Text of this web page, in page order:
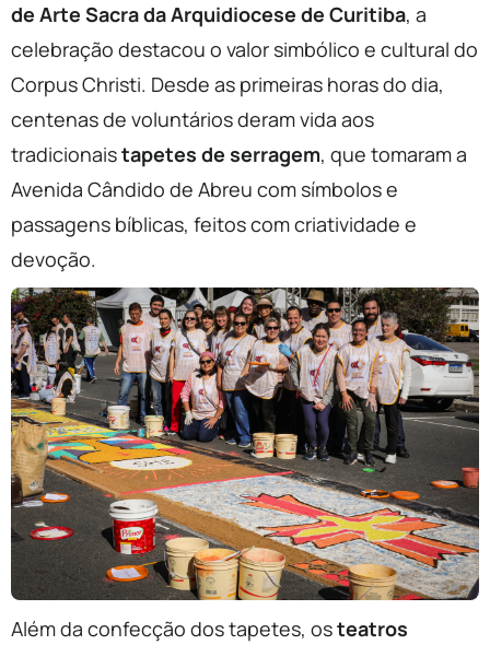
de Arte Sacra da Arquidiocese de Curitiba, a
celebração destacou o valor simbólico e cultural do
Corpus Christi. Desde as primeiras horas do dia,
centenas de voluntários deram vida aos
tradicionaistapetes de serragem, que tomaram a
Avenida Cândido de Abreu com símbolos e
passagens bíblicas, feitos com criatividade e
devoção.
Além da confecção dos tapetes, osteatros